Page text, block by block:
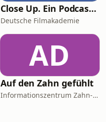
Close Up. Ein Podcast übers Filmemachen
Deutsche Filmakademie
AD
Auf den Zahn gefühlt
Informationszentrum Zahn- und Mundgesundheit Baden-Württemberg